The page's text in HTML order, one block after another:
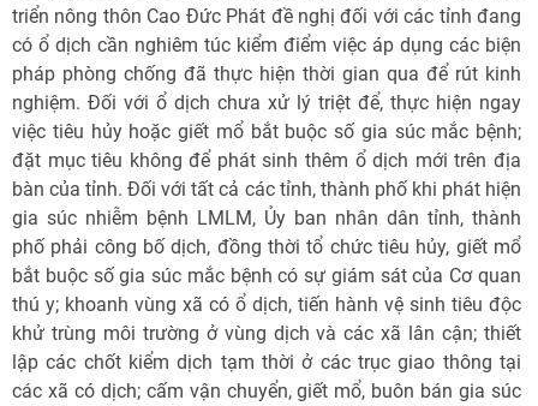
triển nông thôn Cao Đức Phát đề nghị đối với các tỉnh đang
có ổ dịch cần nghiêm túc kiểm điểm việc áp dụng các biện
pháp phòng chống đã thực hiện thời gian qua để rút kinh
nghiệm. Đối với ổ dịch chưa xử lý triệt để, thực hiện ngay
việc tiêu hủy hoặc giết mổ bắt buộc số gia súc mắc bệnh;
đặt mục tiêu không để phát sinh thêm ổ dịch mới trên địa
bàn của tỉnh. Đối với tất cả các tỉnh, thành phố khi phát hiện
gia súc nhiễm bệnh LMLM, Ủy ban nhân dân tỉnh, thành
phố phải công bố dịch, đồng thời tổ chức tiêu hủy, giết mổ
bắt buộc số gia súc mắc bệnh có sự giám sát của Cơ quan
thú y; khoanh vùng xã có ổ dịch, tiến hành vệ sinh tiêu độc
khử trùng môi trường ở vùng dịch và các xã lân cận; thiết
lập các chốt kiểm dịch tạm thời ở các trục giao thông tại
các xã có dịch; cấm vận chuyển, giết mổ, buôn bán gia súc